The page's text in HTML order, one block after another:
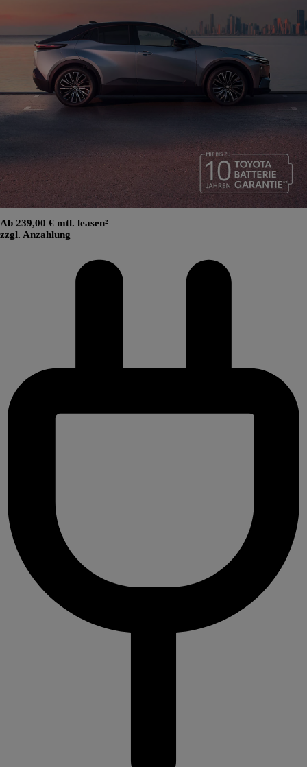
Ab 239,00 € mtl. leasen²
zzgl. Anzahlung